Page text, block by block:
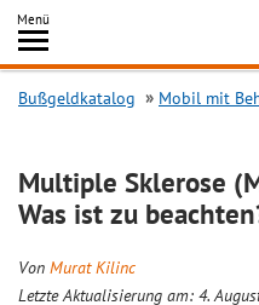
Inhalt
springen
Menü
Bußgeldkatalog Mobil mit
Multiple Sklerose
Was ist zu
Von Murat Kilinc
Letzte Aktualisierung am: 4.